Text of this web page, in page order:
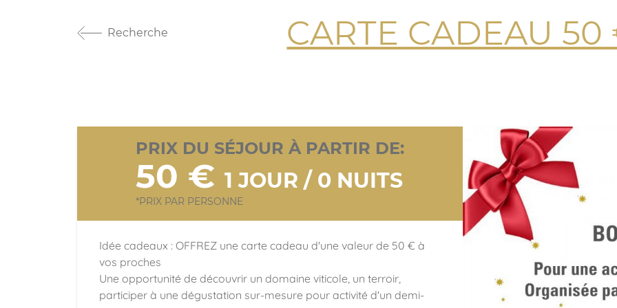
Recherche CARTE CADEAU
PRIX DU SÉJOUR À PARTIR DE:
50 € 1 JOUR / 0 NUITS
*PRIX PAR PERSONNE
Idée cadeaux : OFFREZ une carte cadeau d'une valeur de 50 € à
vos proches
Une opportunité de découvrir un domaine viticole, un terroir,
participer à une dégustation sur-mesure pour activité d'un demi-